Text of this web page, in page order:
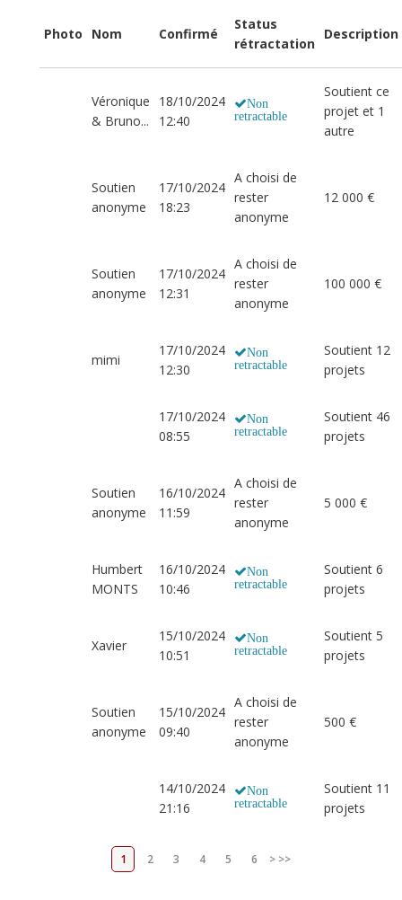
Photo Nom Confirmé
Status
rétractation
Description
Véronique
& Bruno...
18/10/2024
12:40
Non
retractable
Soutient ce
projet et 1
autre
Soutien
anonyme
17/10/2024
18:23
A choisi de
rester
anonyme
12 000 €
Soutien
anonyme
17/10/2024
12:31
A choisi de
rester
anonyme
100 000 €
mimi
17/10/2024
12:30
Non
retractable
Soutient 12
projets
17/10/2024
08:55
Non
retractable
Soutient 46
projets
Soutien
anonyme
16/10/2024
11:59
A choisi de
rester
anonyme
5 000 €
Humbert
MONTS
16/10/2024
10:46
Non
retractable
Soutient 6
projets
Xavier
15/10/2024
10:51
Non
retractable
Soutient 5
projets
Soutien
anonyme
15/10/2024
09:40
A choisi de
rester
anonyme
500 €
14/10/2024
21:16
Non
retractable
Soutient 11
projets
1 2 3 4 5 6 > >>